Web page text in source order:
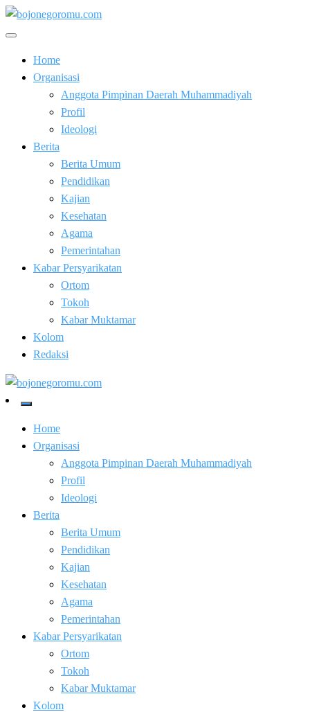
Skip
to
bojonegoromu.com
Home
Organisasi
Anggota Pimpinan Daerah Muhammadiyah
Profil
Ideologi
Berita
Berita Umum
Pendidikan
Kajian
Kesehatan
Agama
Pemerintahan
Kabar Persyarikatan
Ortom
Tokoh
Kabar Muktamar
Kolom
Redaksi
bojonegoromu.com
Home
Organisasi
Anggota Pimpinan Daerah Muhammadiyah
Profil
Ideologi
Berita
Berita Umum
Pendidikan
Kajian
Kesehatan
Agama
Pemerintahan
Kabar Persyarikatan
Ortom
Tokoh
Kabar Muktamar
Kolom